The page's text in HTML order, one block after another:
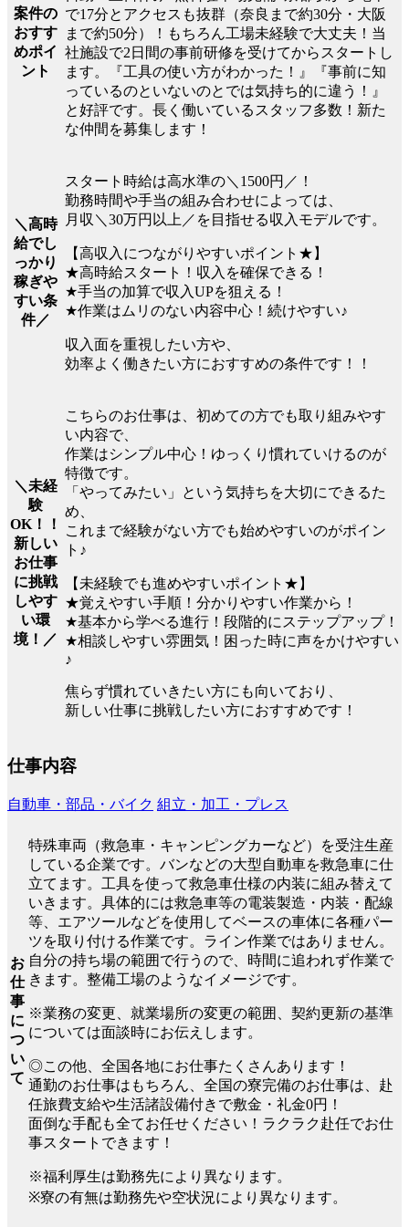
案件の
おすす
めポイ
ント
で17分とアクセスも抜群（奈良まで約30分・大阪
まで約50分）！もちろん工場未経験で大丈夫！当
社施設で2日間の事前研修を受けてからスタートし
ます。『工具の使い方がわかった！』『事前に知
っているのといないのとでは気持ち的に違う！』
と好評です。長く働いているスタッフ多数！新た
な仲間を募集します！
＼高時
給でし
っかり
稼ぎや
すい条
件／
スタート時給は高水準の＼1500円／！
勤務時間や手当の組み合わせによっては、
月収＼30万円以上／を目指せる収入モデルです。
【高収入につながりやすいポイント★】
★高時給スタート！収入を確保できる！
★手当の加算で収入UPを狙える！
★作業はムリのない内容中心！続けやすい♪
収入面を重視したい方や、
効率よく働きたい方におすすめの条件です！！
＼未経
験
OK！！
新しい
お仕事
に挑戦
しやす
い環
境！／
こちらのお仕事は、初めての方でも取り組みやす
い内容で、
作業はシンプル中心！ゆっくり慣れていけるのが
特徴です。
「やってみたい」という気持ちを大切にできるた
め、
これまで経験がない方でも始めやすいのがポイン
ト♪
【未経験でも進めやすいポイント★】
★覚えやすい手順！分かりやすい作業から！
★基本から学べる進行！段階的にステップアップ！
★相談しやすい雰囲気！困った時に声をかけやすい
♪
焦らず慣れていきたい方にも向いており、
新しい仕事に挑戦したい方におすすめです！
仕事内容
自動車・部品・バイク 組立・加工・プレス
お
仕
事
に
つ
い
て
特殊車両（救急車・キャンピングカーなど）を受注生産
している企業です。バンなどの大型自動車を救急車に仕
立てます。工具を使って救急車仕様の内装に組み替えて
いきます。具体的には救急車等の電装製造・内装・配線
等、エアツールなどを使用してベースの車体に各種パー
ツを取り付ける作業です。ライン作業ではありません。
自分の持ち場の範囲で行うので、時間に追われず作業で
きます。整備工場のようなイメージです。
※業務の変更、就業場所の変更の範囲、契約更新の基準
については面談時にお伝えします。
◎この他、全国各地にお仕事たくさんあります！
通勤のお仕事はもちろん、全国の寮完備のお仕事は、赴
任旅費支給や生活諸設備付きで敷金・礼金0円！
面倒な手配も全てお任せください！ラクラク赴任でお仕
事スタートできます！
※福利厚生は勤務先により異なります。
※寮の有無は勤務先や空状況により異なります。